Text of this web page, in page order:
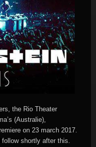
the Rio Theater
(Australie),
on 23 march 2017.
shortly after this.